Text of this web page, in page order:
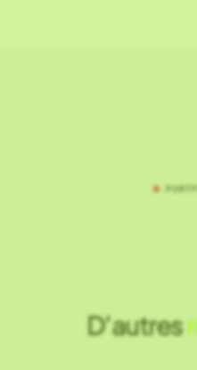
●
D’autres